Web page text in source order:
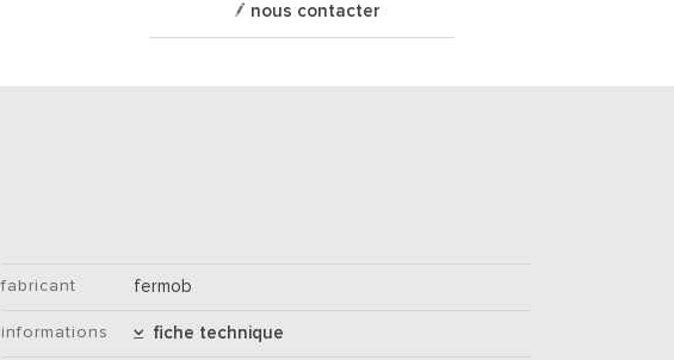
nous contacter
fabricant fermob
informations fiche technique